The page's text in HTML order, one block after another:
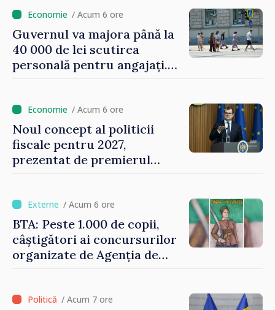
/ Acum 6 ore
Guvernul va majora până la
40 000 de lei scutirea
personală pentru angajați.
oamenilor”/ Acum 6 ore
Noul concept al politicii
fiscale pentru 2027,
prezentat de premierul
investițiile, taxăm viciile și
echilibrăm taxarea
consumului”
/ Acum 6 ore
BTA: Peste 1.000 de copii,
câștigători ai concursurilor
organizate de Agenția de
/ Acum 7 ore